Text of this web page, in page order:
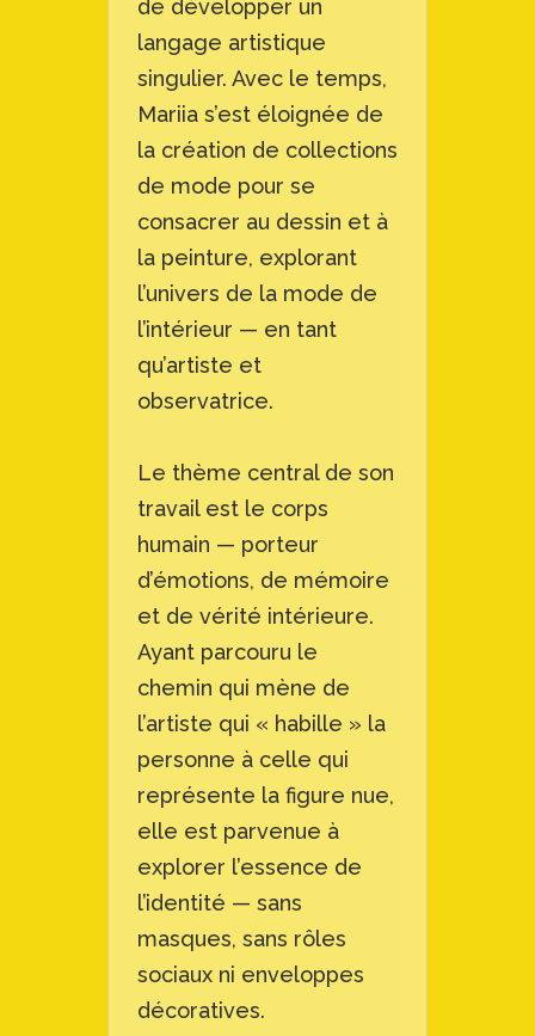
de développer un
langage artistique
singulier. Avec le temps,
Mariia s’est éloignée de
la création de collections
de mode pour se
consacrer au dessin et à
la peinture, explorant
l’univers de la mode de
l’intérieur — en tant
qu’artiste et
observatrice.
Le thème central de son
travail est le corps
humain — porteur
d’émotions, de mémoire
et de vérité intérieure.
Ayant parcouru le
chemin qui mène de
l’artiste qui « habille » la
personne à celle qui
représente la figure nue,
elle est parvenue à
explorer l’essence de
l’identité — sans
masques, sans rôles
sociaux ni enveloppes
décoratives.